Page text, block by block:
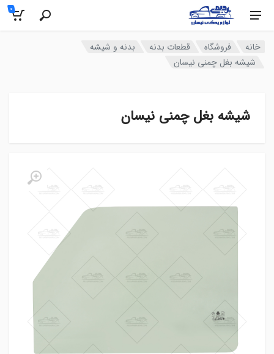
0
خانه فروشگاه قطعات بدنه
بدنه و شیشه
شیشه بغل چمنی نیسان
شیشه بغل چمنی نیسان